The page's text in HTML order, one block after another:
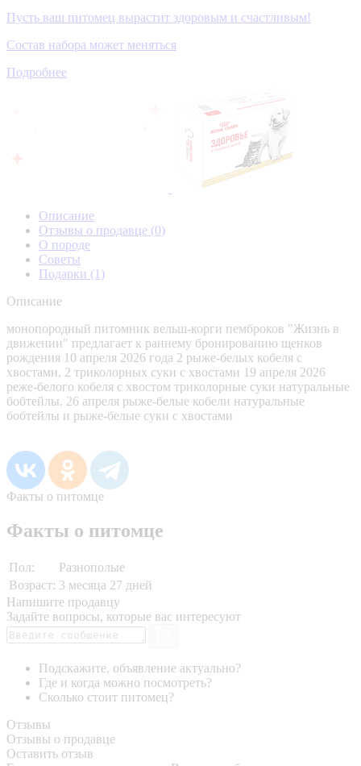
Пусть ваш питомец вырастит здоровым и счастливым!
Состав набора может меняться
Подробнее
Описание
Отзывы о продавце (0)
О породе
Советы
Подарки (1)
Описание
монопородный питомник вельш-корги пемброков "Жизнь в
движении" предлагает к раннему бронированию щенков
рождения 10 апреля 2026 года 2 рыже-белых кобеля с
хвостами, 2 триколорных суки с хвостами 19 апреля 2026
реже-белого кобеля с хвостом триколорные суки натуральные
бобтейлы. 26 апреля рыже-белые кобели натуральные
бобтейлы и рыже-белые суки с хвостами
Факты о питомце
Факты о питомце
Пол:
Разнополые
Возраст: 3 месяца 27 дней
Напишите продавцу
Задайте вопросы, которые вас интересуют
Подскажите, объявление актуально?
Где и когда можно посмотреть?
Сколько стоит питомец?
Отзывы
Отзывы о продавце
Оставить отзыв